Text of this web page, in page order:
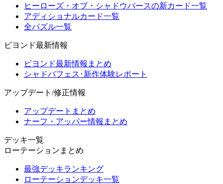
ヒーローズ・オブ・シャドウバースの新カード一覧
アディショナルカード一覧
全パズル一覧
ビヨンド最新情報
ビヨンド最新情報まとめ
シャドバフェス･新作体験レポート
アップデート/修正情報
アップデートまとめ
ナーフ・アッパー情報まとめ
デッキ一覧
ローテーションまとめ
最強デッキランキング
ローテーションデッキ一覧